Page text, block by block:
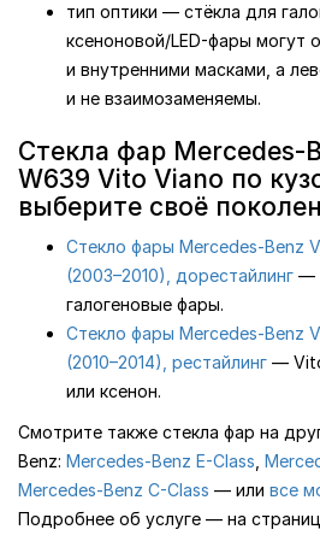
тип оптики — стёкла для
ксеноновой/LED-фары могут
и внутренними масками, а
и не взаимозаменяемы.
Стекла фар Mercedes-
W639 Vito Viano по
выберите своё
Стекло фары Mercedes-Benz
(2003–2010), дорестайлинг —
галогеновые фары.
Стекло фары Mercedes-Benz
(2010–2014), рестайлинг —
или ксенон.
Смотрите также стекла фар на
Benz: Mercedes-Benz E-Class
Mercedes-Benz C-Class — или все
Подробнее об услуге — на